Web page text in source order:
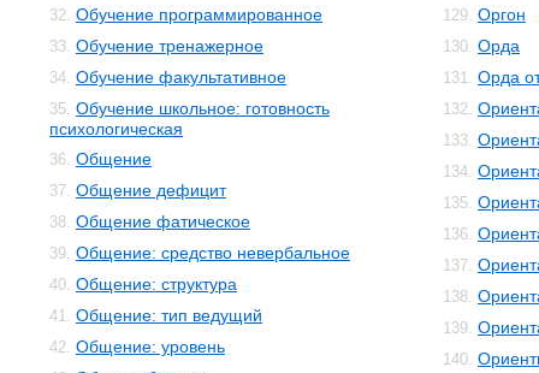
32. Обучение программированное
33. Обучение тренажерное
34. Обучение факультативное
35. Обучение школьное: готовность
психологическая
36. Общение
37. Общение дефицит
38. Общение фатическое
39. Общение: средство невербальное
40. Общение: структура
41. Общение: тип ведущий
42. Общение: уровень
129. Оргон
130. Орда
131. Орда
132.
133.
134.
135.
136.
137.
138.
139.
140.